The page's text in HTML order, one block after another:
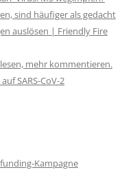
sind häufiger als gedacht
auslösen | Friendly Fire
mehr kommentieren.
SARS-CoV-2
Kampagne